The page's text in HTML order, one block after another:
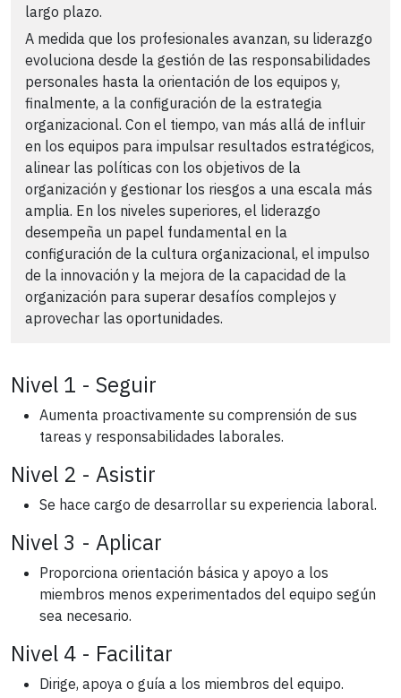
largo plazo.
A medida que los profesionales avanzan, su liderazgo
evoluciona desde la gestión de las responsabilidades
personales hasta la orientación de los equipos y,
finalmente, a la configuración de la estrategia
organizacional. Con el tiempo, van más allá de influir
en los equipos para impulsar resultados estratégicos,
alinear las políticas con los objetivos de la
organización y gestionar los riesgos a una escala más
amplia. En los niveles superiores, el liderazgo
desempeña un papel fundamental en la
configuración de la cultura organizacional, el impulso
de la innovación y la mejora de la capacidad de la
organización para superar desafíos complejos y
aprovechar las oportunidades.
Nivel 1 - Seguir
Aumenta proactivamente su comprensión de sus
tareas y responsabilidades laborales.
Nivel 2 - Asistir
Se hace cargo de desarrollar su experiencia laboral.
Nivel 3 - Aplicar
Proporciona orientación básica y apoyo a los
miembros menos experimentados del equipo según
sea necesario.
Nivel 4 - Facilitar
Dirige, apoya o guía a los miembros del equipo.